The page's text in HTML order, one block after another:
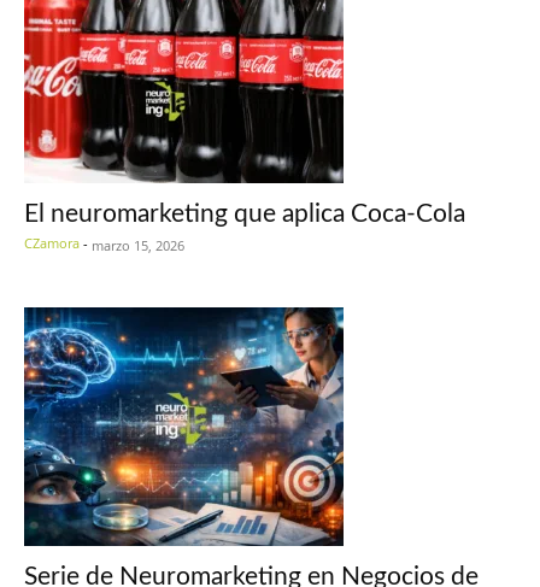
El neuromarketing que aplica Coca-Cola
CZamora - marzo 15, 2026
Serie de Neuromarketing en Negocios de